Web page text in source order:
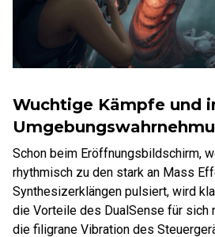
Wuchtige Kämpfe und
Schon beim Eröffnungsbildschirm,
rhythmisch zu den stark an Mass
Synthesizerklängen pulsiert, wird
die Vorteile des DualSense für sich
die filigrane Vibration des